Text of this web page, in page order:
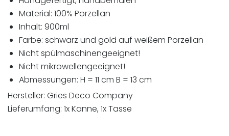
Material: 100% Porzellan
Inhalt: 900ml
Farbe: schwarz und gold auf weißem Porzellan
Nicht spülmaschinengeeignet!
Nicht mikrowellengeeignet!
Abmessungen: H = 11 cm B = 13 cm
Hersteller: Gries Deco Company
Lieferumfang: 1x Kanne, 1x Tasse